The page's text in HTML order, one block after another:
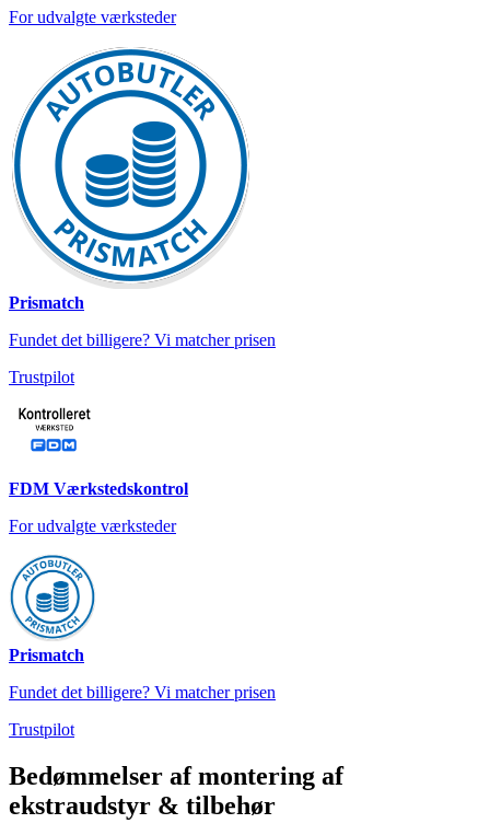
For udvalgte værksteder
Prismatch
Fundet det billigere? Vi matcher prisen
Trustpilot
FDM Værkstedskontrol
For udvalgte værksteder
Prismatch
Fundet det billigere? Vi matcher prisen
Trustpilot
Bedømmelser af montering af
ekstraudstyr & tilbehør